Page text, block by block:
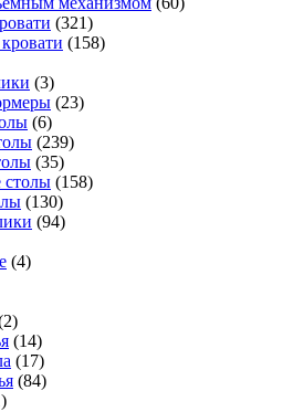
(321)
(158)
(3)
(23)
(6)
(239)
(35)
(158)
(130)
(94)
(4)
(14)
(17)
(84)